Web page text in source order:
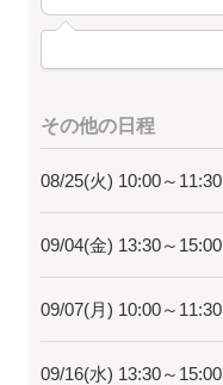
その他の日程
08/25(火) 10:00～11:30
09/04(金) 13:30～15:00
09/07(月) 10:00～11:30
09/16(水) 13:30～15:00